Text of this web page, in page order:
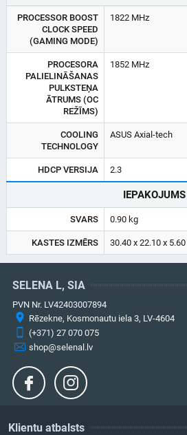
PROCESSOR BOOST
CLOCK SPEED
(GAMING MODE)
1822 MHz
PROCESORA
PALIELINĀŠANAS
PULKSTEŅA
ĀTRUMS (OC
REŽĪMS)
1852 MHz
COOLING
TECHNOLOGY
ASUS Axial-tech
HDCP VERSIJA 2.3
IEPAKOJUMS
SVARS 0.90 kg
KASTES IZMĒRS 30.40 x 22.10 x
Klientu atbalsts
SELENA L, SIA
PVN Nr. LV42403007894
Rēzekne, Kosmonautu iela 3, LV-4604
(+371) 27 070 075
shop@selenal.lv